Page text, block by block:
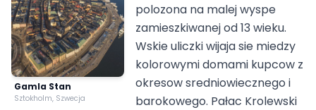
Gamla Stan
Sztokholm, Szwecja
polozona na malej wyspe
zamieszkiwanej od 13 wieku.
Wskie uliczki wijaja sie miedzy
kolorowymi domami kupcow z
okresow sredniowiecznego i
barokowego. Pałac Krolewski